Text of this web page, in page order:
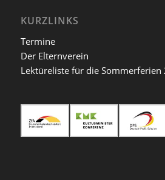
KURZLINKS
Termine
Der Elternverein
Lektüreliste für die Sommerferien